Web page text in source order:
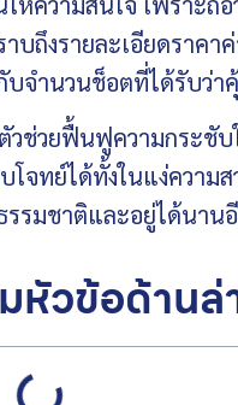
บถึงรายละเอียดราค
บจำนวนช็อตที่ได้รับว่า
วช่วยฟื้นฟูความกระชั
โจทย์ได้ทั้งในแง่ควา
รมชาติและอยู่ได้นาน
หัวข้อด้านล่